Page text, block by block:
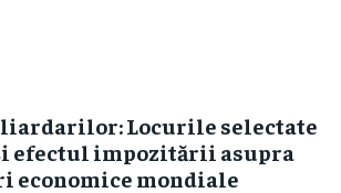
Locurile selectate
efectul impozitării asupra
economice mondiale